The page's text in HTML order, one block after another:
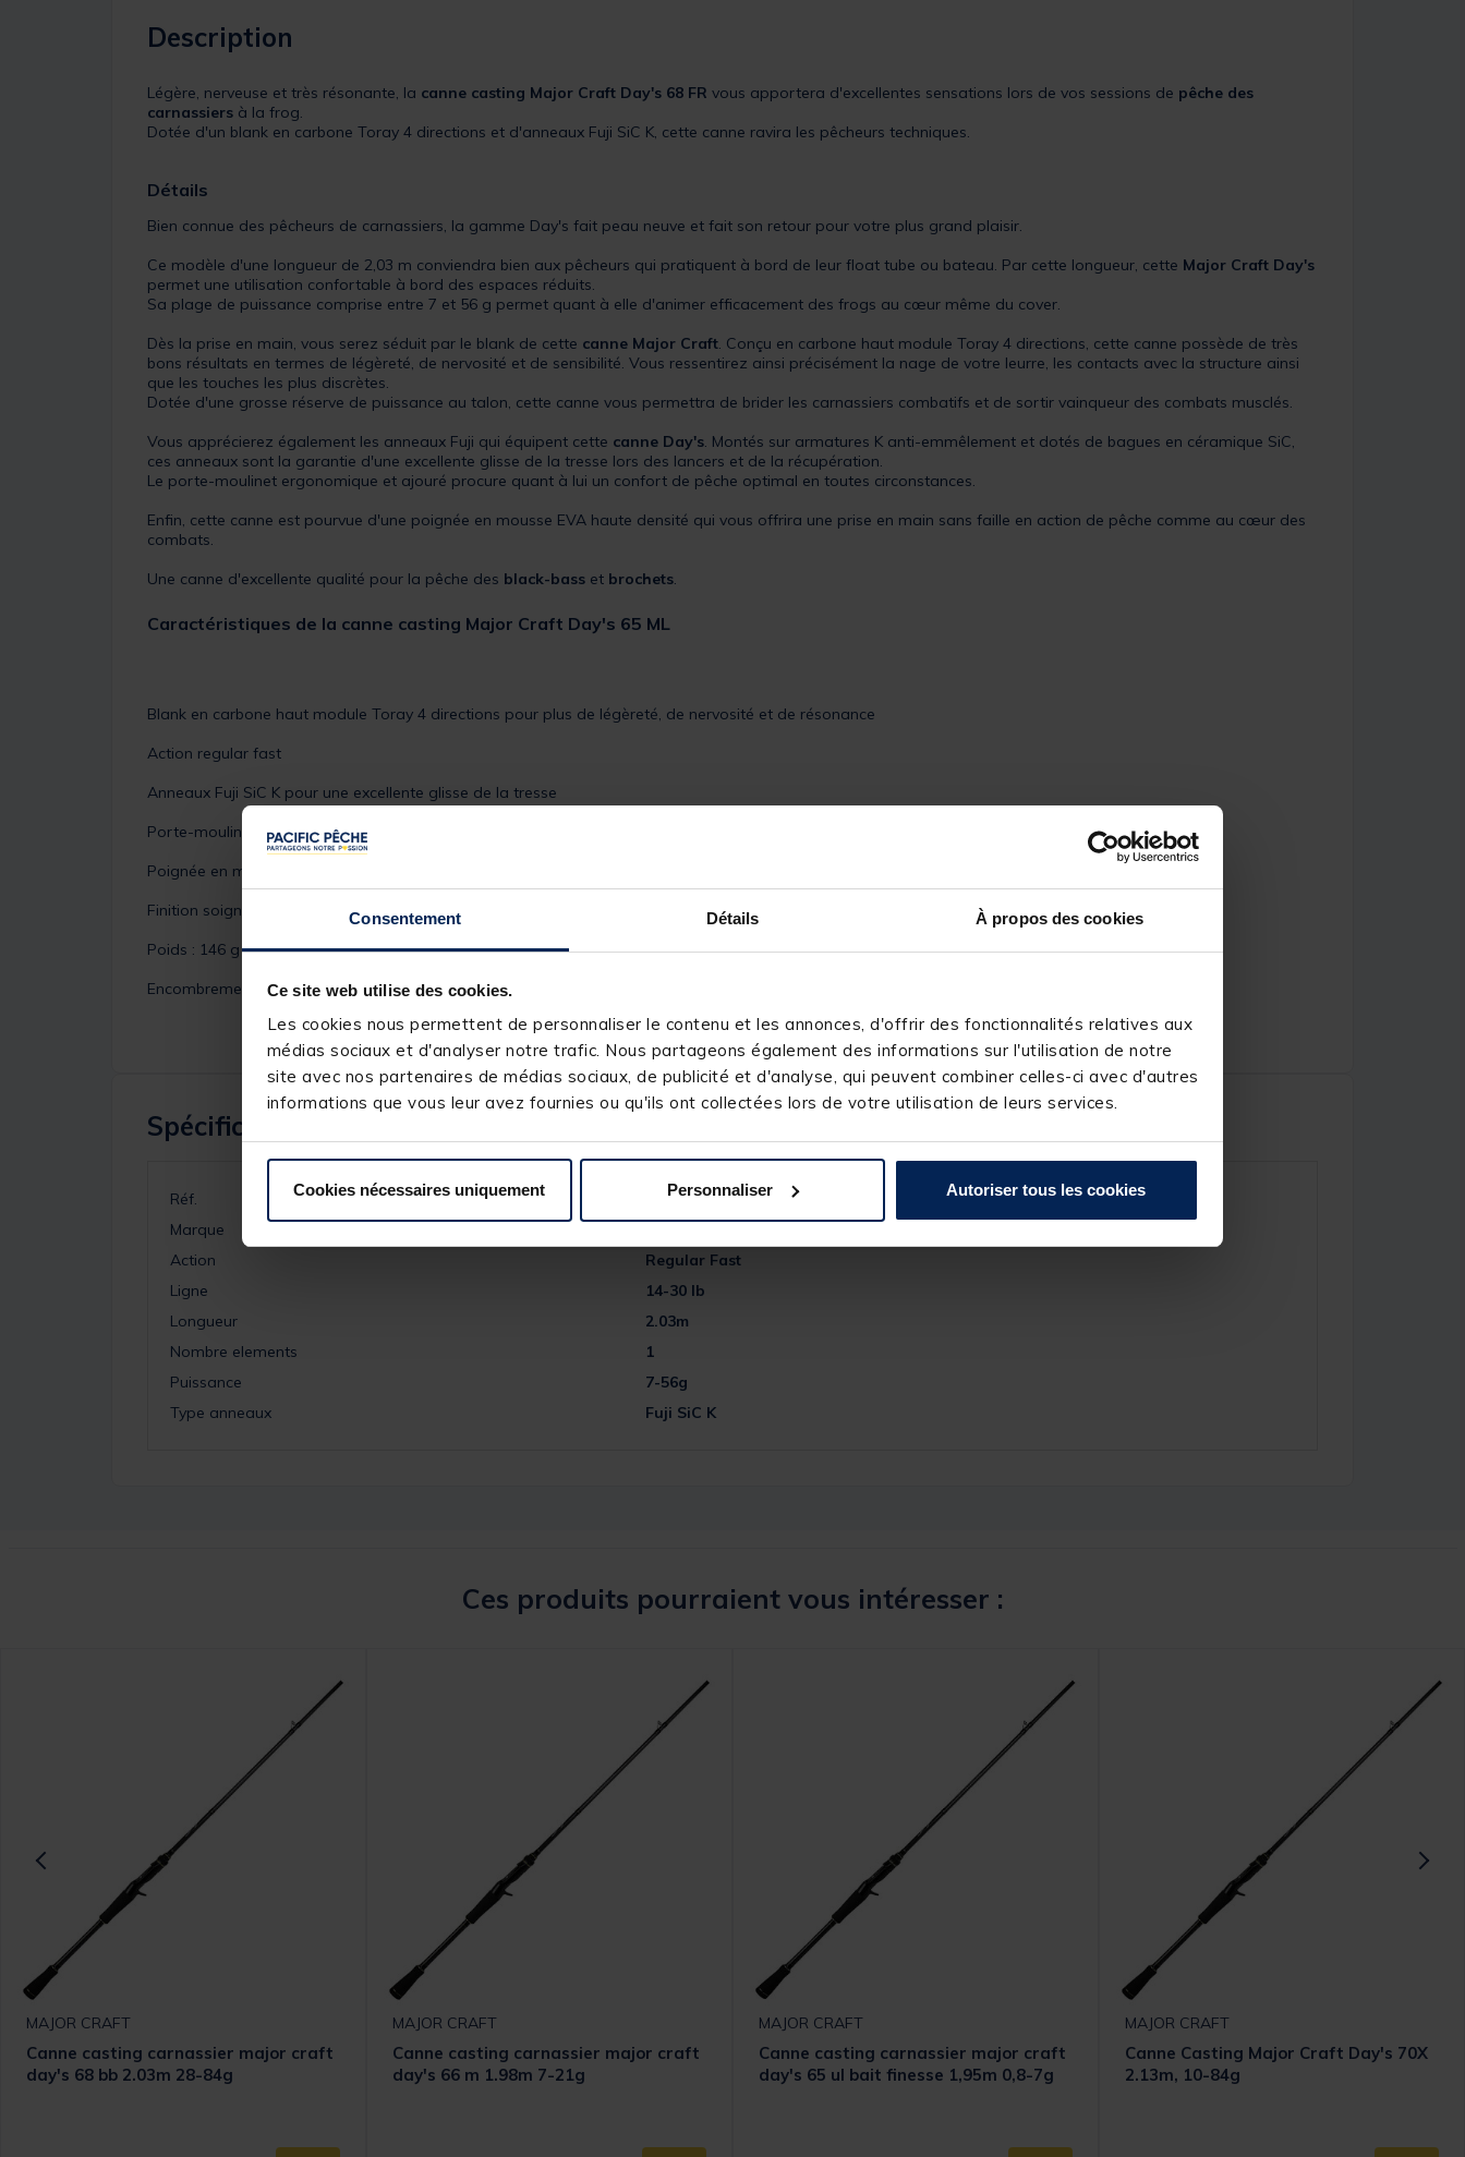
Consentement Détails À propos des cookies
Ce site web utilise des cookies.
Les cookies nous permettent de personnaliser le contenu et les annonces, d'offrir des fonctionnalités relatives aux
médias sociaux et d'analyser notre trafic. Nous partageons également des informations sur l'utilisation de notre
site avec nos partenaires de médias sociaux, de publicité et d'analyse, qui peuvent combiner celles-ci avec d'autres
informations que vous leur avez fournies ou qu'ils ont collectées lors de votre utilisation de leurs services.
Cookies nécessaires uniquement Personnaliser Autoriser tous les cookies
Description
Légère, nerveuse et très résonante, la canne casting Major Craft Day's 68 FR vous apportera d'excellentes sensations lors de vos sessions de pêche des
carnassiers à la frog.
Dotée d'un blank en carbone Toray 4 directions et d'anneaux Fuji SiC K, cette canne ravira les pêcheurs techniques.
Détails
Bien connue des pêcheurs de carnassiers, la gamme Day's fait peau neuve et fait son retour pour votre plus grand plaisir.
Ce modèle d'une longueur de 2,03 m conviendra bien aux pêcheurs qui pratiquent à bord de leur float tube ou bateau. Par cette longueur, cette Major Craft Day's
permet une utilisation confortable à bord des espaces réduits.
Sa plage de puissance comprise entre 7 et 56 g permet quant à elle d'animer efficacement des frogs au cœur même du cover.
Dès la prise en main, vous serez séduit par le blank de cette canne Major Craft. Conçu en carbone haut module Toray 4 directions, cette canne possède de très
bons résultats en termes de légèreté, de nervosité et de sensibilité. Vous ressentirez ainsi précisément la nage de votre leurre, les contacts avec la structure ainsi
que les touches les plus discrètes.
Dotée d'une grosse réserve de puissance au talon, cette canne vous permettra de brider les carnassiers combatifs et de sortir vainqueur des combats musclés.
Vous apprécierez également les anneaux Fuji qui équipent cette canne Day's. Montés sur armatures K anti-emmêlement et dotés de bagues en céramique SiC,
ces anneaux sont la garantie d'une excellente glisse de la tresse lors des lancers et de la récupération.
Le porte-moulinet ergonomique et ajouré procure quant à lui un confort de pêche optimal en toutes circonstances.
Enfin, cette canne est pourvue d'une poignée en mousse EVA haute densité qui vous offrira une prise en main sans faille en action de pêche comme au cœur des
combats.
Une canne d'excellente qualité pour la pêche des black-bass et brochets.
Caractéristiques de la canne casting Major Craft Day's 65 ML
Blank en carbone haut module Toray 4 directions pour plus de légèreté, de nervosité et de résonance
Action regular fast
Anneaux Fuji SiC K pour une excellente glisse de la tresse
Porte-moulinet ergonomique ajouré pour un confort de pêche optimal
Poignée en mousse EVA haute densité pour une prise en main sans faille
Finition soignée
Poids : 146 g
Encombrement : 203 cm
Spécifications
Réf.
146693-1
Marque
Action
Regular Fast
Ligne
14-30 lb
Longueur
2.03m
Nombre elements
1
Puissance
7-56g
Type anneaux
Fuji SiC K
Ces produits pourraient vous intéresser :
MAJOR CRAFT
Canne casting carnassier major craft
day's 68 bb 2.03m 28-84g
MAJOR CRAFT
Canne casting carnassier major craft
day's 66 m 1.98m 7-21g
MAJOR CRAFT
Canne casting carnassier major craft
day's 65 ul bait finesse 1,95m 0,8-7g
MAJOR CRAFT
Canne Casting Major Craft Day's 70X
2.13m, 10-84g